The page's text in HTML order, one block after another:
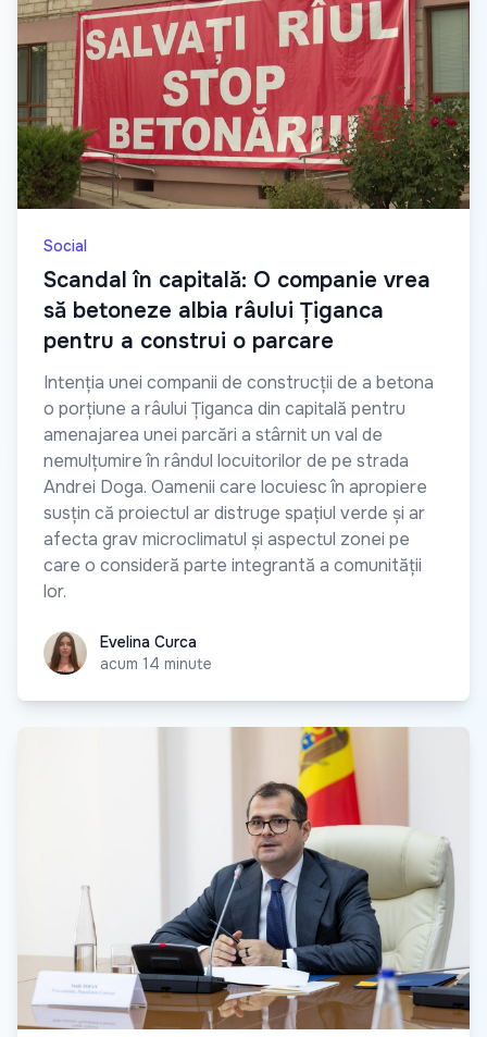
Social
Scandal în capitală: O companie vrea
să betoneze albia râului Țiganca
pentru a construi o parcare
Intenția unei companii de construcții de a betona
o porțiune a râului Țiganca din capitală pentru
amenajarea unei parcări a stârnit un val de
nemulțumire în rândul locuitorilor de pe strada
Andrei Doga. Oamenii care locuiesc în apropiere
susțin că proiectul ar distruge spațiul verde și ar
afecta grav microclimatul și aspectul zonei pe
care o consideră parte integrantă a comunității
lor.
Evelina CurcaEvelina Curca
acum 14 minute